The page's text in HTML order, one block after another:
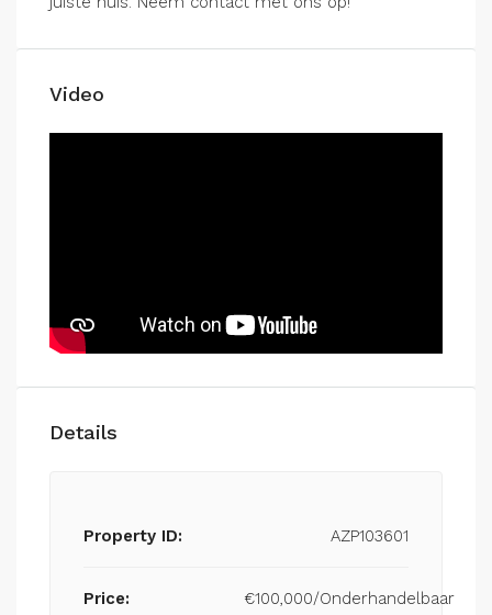
Video
Details
Property ID: AZP103601
Price: €100,000/Onderhandelbaar